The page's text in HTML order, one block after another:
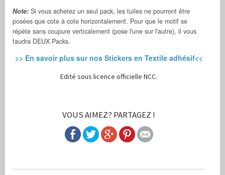
Note: Si vous achetez un seul pack, les tuiles ne pourront être
posées que cote à cote horizontalement. Pour que le motif se
répète sans coupure verticalement (pose l'une sur l'autre), il vous
faudra DEUX Packs.
>> En savoir plus sur nos Stickers en Textile adhésif<<
Edité sous licence officielle NCC.
VOUS AIMEZ? PARTAGEZ !